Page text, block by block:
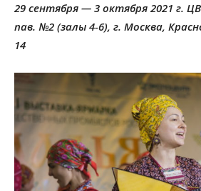
29 сентября — 3 октября 2021 г.
пав. №2 (залы 4-6), г. Москва,
14